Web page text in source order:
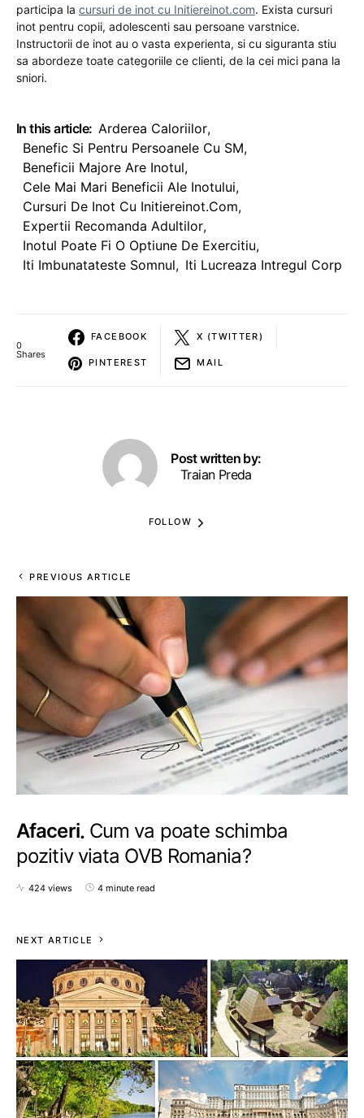
participa la cursuri de inot cu Initiereinot.com. Exista cursuri
inot pentru copii, adolescenti sau persoane varstnice.
Instructorii de inot au o vasta experienta, si cu siguranta stiu
sa abordeze toate categoriile ce clienti, de la cei mici pana la
sniori.
In this article: Arderea Caloriilor,
Benefic Si Pentru Persoanele Cu SM,
Beneficii Majore Are Inotul,
Cele Mai Mari Beneficii Ale Inotului,
Cursuri De Inot Cu Initiereinot.com,
Expertii Recomanda Adultilor,
Inotul Poate Fi O Optiune De Exercitiu,
Iti Imbunatateste Somnul, Iti Lucreaza Intregul Corp
0
Shares
FACEBOOK X (TWITTER)
PINTEREST MAIL
Post written by:
Traian Preda
FOLLOW
PREVIOUS ARTICLE
Afaceri Cum va poate schimba
pozitiv viata OVB Romania?
424 views 4 minute read
NEXT ARTICLE